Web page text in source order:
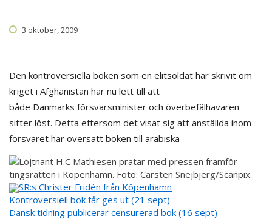
3 oktober, 2009
Den kontroversiella boken som en elitsoldat har skrivit om
kriget i Afghanistan har nu lett till att
både Danmarks försvarsminister och överbefälhavaren
sitter löst. Detta eftersom det visat sig att anställda inom
försvaret har översatt boken till arabiska
SR:s Christer Fridén från Köpenhamn
Kontroversiell bok får ges ut (21 sept)
Dansk tidning publicerar censurerad bok (16 sept)